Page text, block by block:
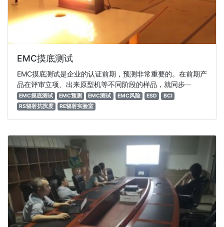
EMC摸底测试
EMC摸底测试是企业的认证前期，预测非常重要的。在前期产
品在评审立项、出来原型机等不同阶段的样品，就同步···
EMC摸底测试 EMC预测 EMC测试 EMC风险 ESD
BCI
RS辐射抗扰度
RE辐射实验室